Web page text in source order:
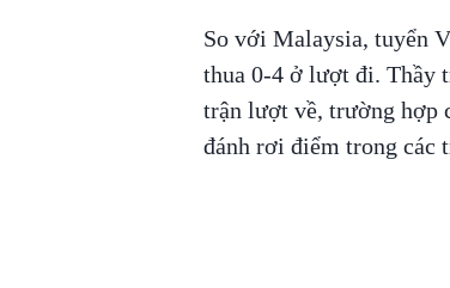
So với Malaysia, tuyển
thua 0-4 ở lượt đi. Thầy
trận lượt về, trường hợp
đánh rơi điểm trong các